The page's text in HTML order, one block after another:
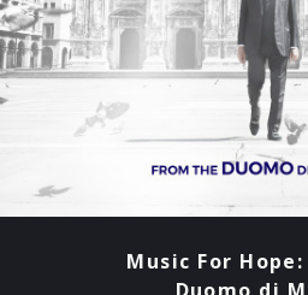
Music For